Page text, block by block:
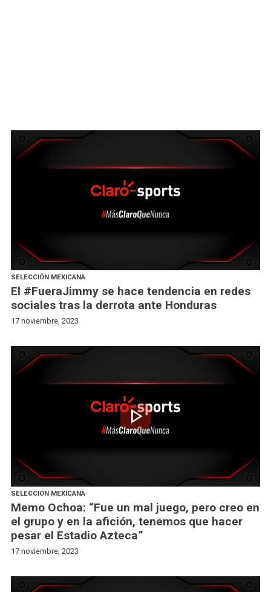
SELECCIÓN MEXICANA
El #FueraJimmy se hace tendencia en redes
sociales tras la derrota ante Honduras
17 noviembre, 2023
play_arrow
SELECCIÓN MEXICANA
Memo Ochoa: “Fue un mal juego, pero creo en
el grupo y en la afición, tenemos que hacer
pesar el Estadio Azteca”
17 noviembre, 2023